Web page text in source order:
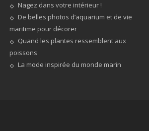
Nagez dans votre intérieur !
De belles photos d’aquarium et de vie
maritime pour décorer
Quand les plantes ressemblent aux
poissons
La mode inspirée du monde marin